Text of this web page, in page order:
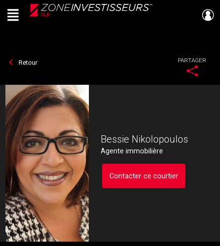
Live
En Direct
Menu
Retour PARTAGER
Bessie Nikolopoulos
Agente immobilière
Contacter ce courtier